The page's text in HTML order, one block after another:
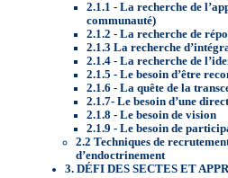
2.1.1 - La recherche de
communauté)
2.1.2 - La recherche de
2.1.3 La recherche
2.1.4 - La recherche de
2.1.5 - Le besoin d’être
2.1.6 - La quête de la
2.1.7- Le besoin d’une
2.1.8 - Le besoin de vision
2.1.9 - Le besoin de
2.2 Techniques de
d’endoctrinement
3. DÉFI DES SECTES ET